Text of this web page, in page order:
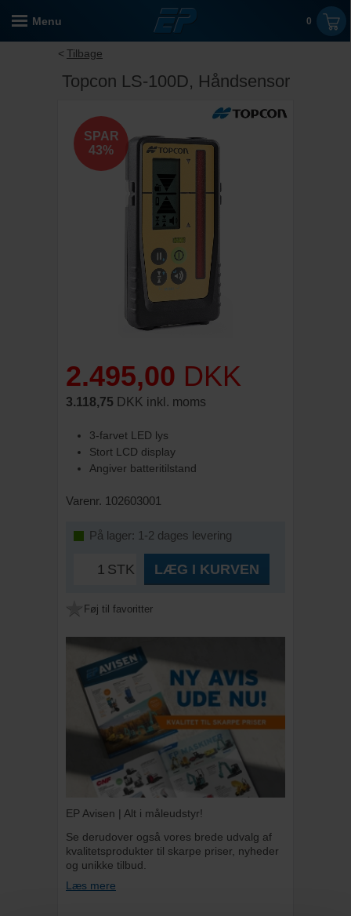
Menu 0
Tilbage
Topcon LS-100D, Håndsensor
SPAR
43%
2.495,00 DKK
3.118,75 DKK inkl. moms
3-farvet LED lys
Stort LCD display
Angiver batteritilstand
Varenr. 102603001
På lager: 1-2 dages levering
STK LÆG I KURVEN
Føj til favoritter
EP Avisen | Alt i måleudstyr!
Se derudover også vores brede udvalg af
kvalitetsprodukter til skarpe priser, nyheder
og unikke tilbud.
Læs mere